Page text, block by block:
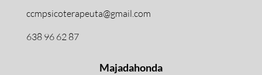
ccmpsicoterapeuta@gmail.com
638 96 62 87
Majadahonda